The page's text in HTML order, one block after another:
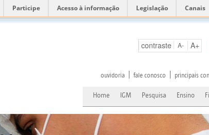
Participe Acesso à informação Legislação Canais
contraste A- A+
ouvidoria fale conosco principais
Home IGM Pesquisa Ensino